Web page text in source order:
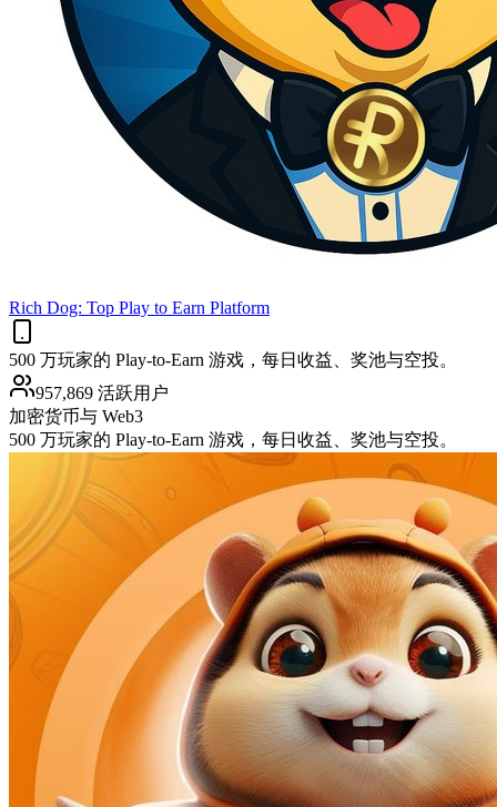
Rich Dog: Top Play to Earn Platform
500 万玩家的 Play-to-Earn 游戏，每日收益、奖池与空投。
957,869 活跃用户
加密货币与 Web3
500 万玩家的 Play-to-Earn 游戏，每日收益、奖池与空投。